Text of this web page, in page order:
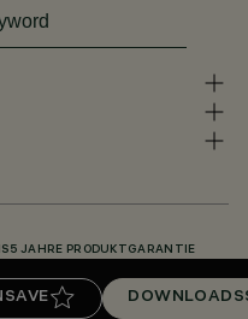
SAVE DOWNLOADS
5 JAHRE PRODUKTGARANTIE
DOWNLOADS